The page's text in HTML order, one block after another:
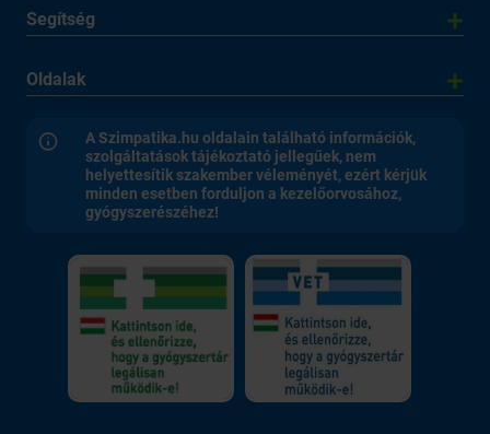
Segítség
Oldalak
A Szimpatika.hu oldalain található információk,
szolgáltatások tájékoztató jellegűek, nem
helyettesítik szakember véleményét, ezért kérjük
minden esetben forduljon a kezelőorvosához,
gyógyszerészéhez!